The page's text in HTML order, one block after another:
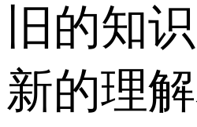
旧的知
新的理